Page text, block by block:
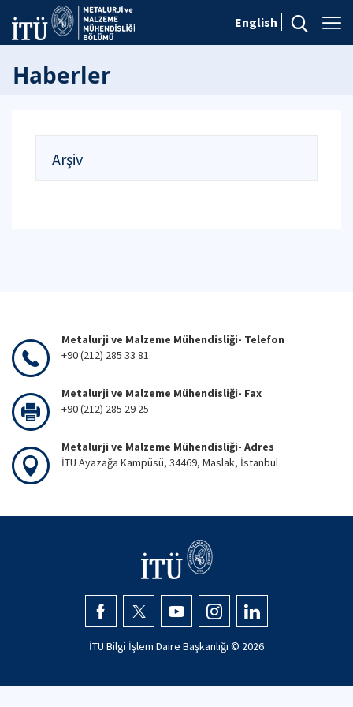
English
Haberler
Arşiv
Metalurji ve Malzeme Mühendisliği- Telefon
+90 (212) 285 33 81
Metalurji ve Malzeme Mühendisliği- Fax
+90 (212) 285 29 25
Metalurji ve Malzeme Mühendisliği- Adres
İTÜ Ayazağa Kampüsü, 34469, Maslak, İstanbul
İTÜ Bilgi İşlem Daire Başkanlığı © 2026